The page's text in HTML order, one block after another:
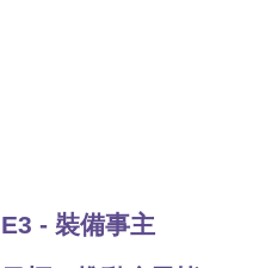
E3 - 裝備事主